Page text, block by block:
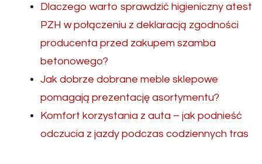
Dlaczego warto sprawdzić higieniczny atest
PZH w połączeniu z deklaracją zgodności
producenta przed zakupem szamba
betonowego?
Jak dobrze dobrane meble sklepowe
pomagają prezentację asortymentu?
Komfort korzystania z auta – jak podnieść
odczucia z jazdy podczas codziennych tras